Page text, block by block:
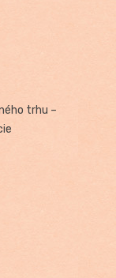
trhu –